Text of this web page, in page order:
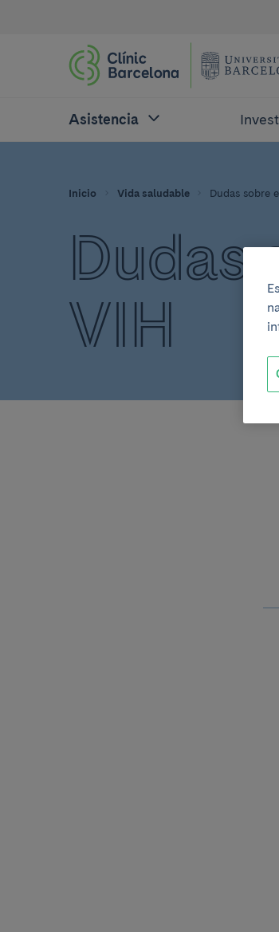
Asistencia
Inicio Vida saludable Dudas sobre
Dudas
VIH